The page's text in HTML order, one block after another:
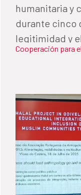
humanitaria y
durante cinco
legitimidad y
internacional
Cooperación para